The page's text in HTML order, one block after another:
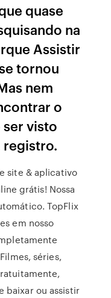
quase
na
Assistir
tornou
nem
o
visto
registro.
site & aplicativo
grátis! Nossa
TopFlix
em nosso
séries,
baixar ou assistir